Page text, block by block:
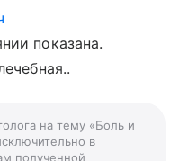
показана.
на тему «Боль и
в
полученной